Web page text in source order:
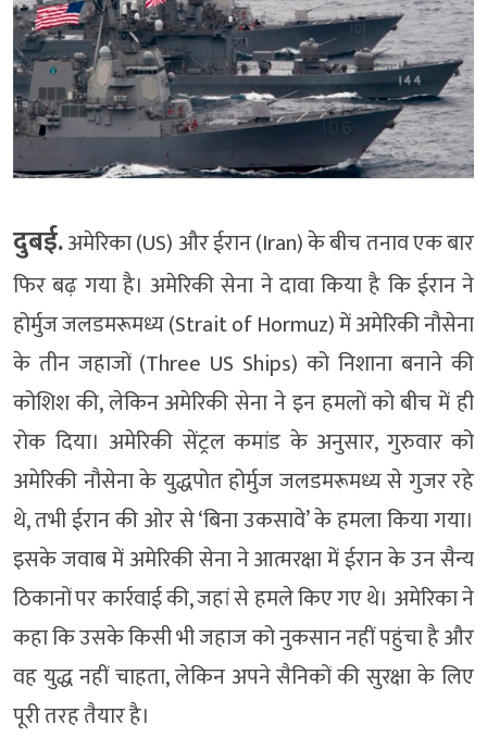
दुबई.अमेरिका (US) और ईरान (Iran) के बीच तनाव एक बार
फिर बढ़ गया है। अमेरिकी सेना ने दावा किया है कि ईरान ने
होर्मुज जलडमरूमध्य (Strait of Hormuz) में अमेरिकी नौसेना
के तीन जहाजों (Three US Ships) को निशाना बनाने की
कोशिश की, लेकिन अमेरिकी सेना ने इन हमलों को बीच में ही
रोक दिया। अमेरिकी सेंट्रल कमांड के अनुसार, गुरुवार को
अमेरिकी नौसेना के युद्धपोत होर्मुज जलडमरूमध्य से गुजर रहे
थे, तभी ईरान की ओर से ‘बिना उकसावे’ के हमला किया गया।
इसके जवाब में अमेरिकी सेना ने आत्मरक्षा में ईरान के उन सैन्य
ठिकानों पर कार्रवाई की, जहां से हमले किए गए थे। अमेरिका ने
कहा कि उसके किसी भी जहाज को नुकसान नहीं पहुंचा है और
वह युद्ध नहीं चाहता, लेकिन अपने सैनिकों की सुरक्षा के लिए
पूरी तरह तैयार है।